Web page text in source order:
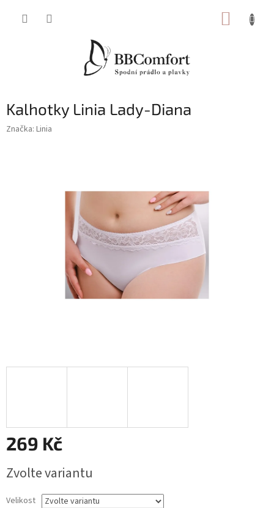
Kalhotky Linia Lady-Diana
Značka: Linia
269 Kč
cena:
Zvolte variantu
Velikost